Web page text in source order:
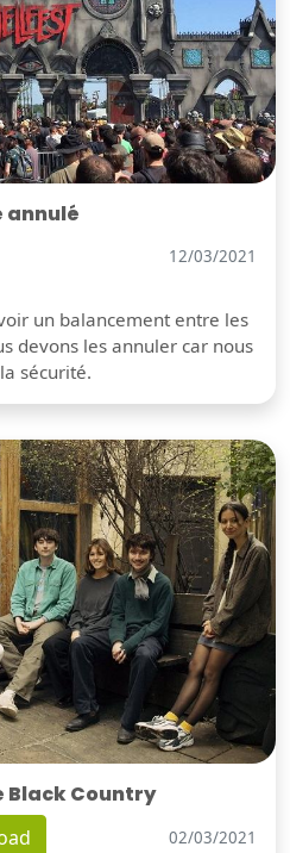
annulé
12/03/2021
un balancement entre les
devons les annuler car nous
sécurité.
Black Country
02/03/2021